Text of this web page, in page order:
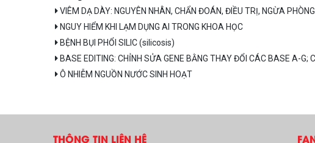
VIÊM DẠ DÀY: NGUYÊN NHÂN, CHẨN ĐOÁN, ĐIỀU TRỊ, NGỪA PHÒNG
NGUY HIỂM KHI LẠM DỤNG AI TRONG KHOA HỌC
BỆNH BỤI PHỔI SILIC (silicosis)
BASE EDITING: CHỈNH SỬA GENE BẰNG THAY ĐỔI CÁC BASE A-G;
Ô NHIỄM NGUỒN NƯỚC SINH HOẠT
THÔNG TIN LIÊN HỆ